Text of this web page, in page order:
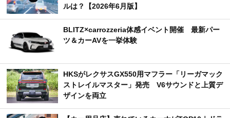
ルは？【2026年6月版】
BLITZ×carrozzeria体感イベント開催 最新パー
ツ＆カーAVを一挙体験
HKSがレクサスGX550用マフラー「リーガマック
ストレイルマスター」発売 V6サウンドと上質デ
ザインを両立